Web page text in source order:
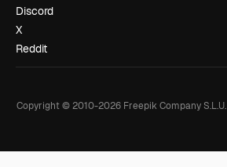
Discord
X
Reddit
Copyright © 2010-2026Freepik Company S.L.U.